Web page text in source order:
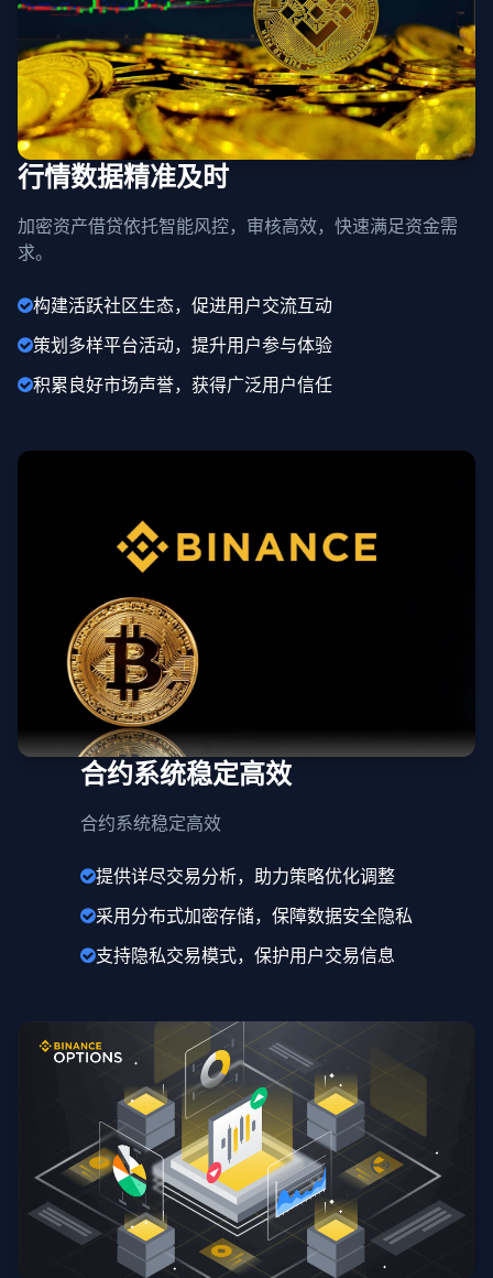
行情数据精准及时
加密资产借贷依托智能风控，审核高效，快速满足资金需
求。
构建活跃社区生态，促进用户交流互动
策划多样平台活动，提升用户参与体验
积累良好市场声誉，获得广泛用户信任
合约系统稳定高效
合约系统稳定高效
提供详尽交易分析，助力策略优化调整
采用分布式加密存储，保障数据安全隐私
支持隐私交易模式，保护用户交易信息